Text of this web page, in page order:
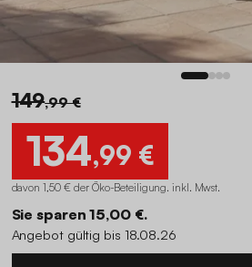
149,99 €
134,99 €
davon 1,50 € der Öko-Beteiligung. inkl. Mwst.
Sie sparen 15,00 €.
Angebot gültig bis 18.08.26